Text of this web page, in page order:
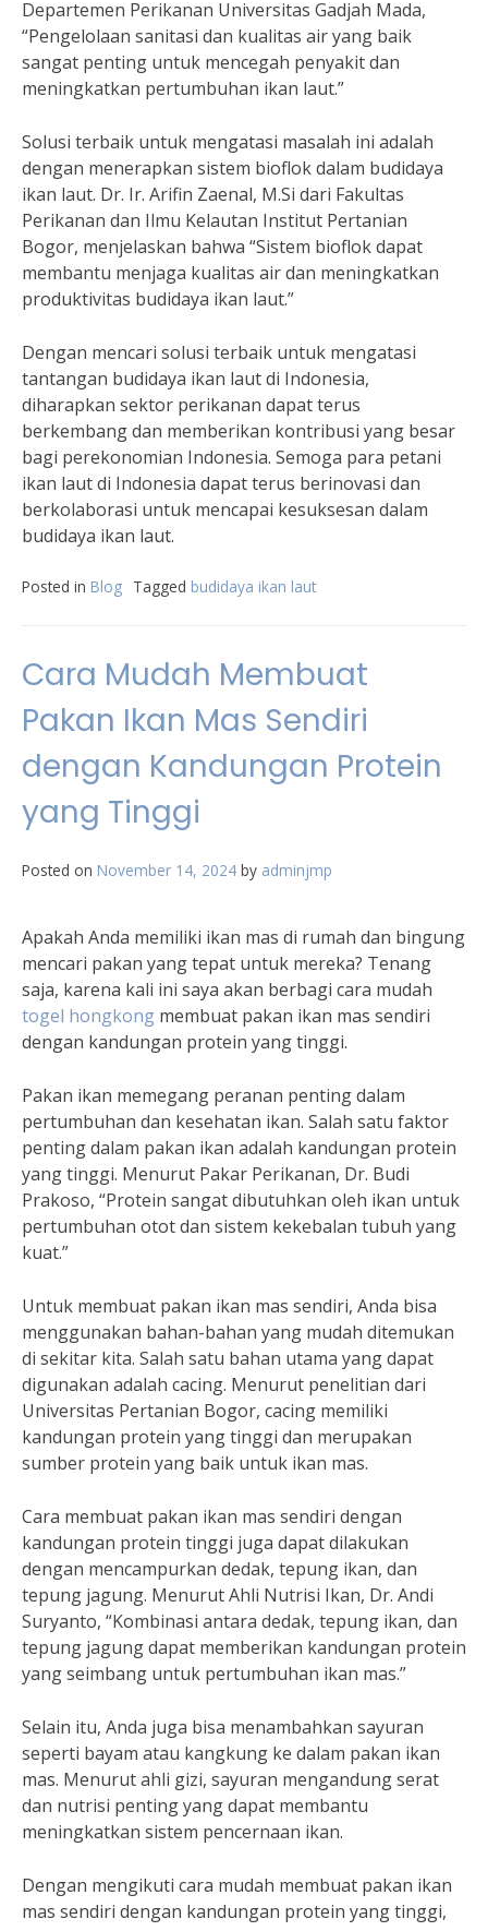
Departemen Perikanan Universitas Gadjah Mada,
“Pengelolaan sanitasi dan kualitas air yang baik
sangat penting untuk mencegah penyakit dan
meningkatkan pertumbuhan ikan laut.”
Solusi terbaik untuk mengatasi masalah ini adalah
dengan menerapkan sistem bioflok dalam budidaya
ikan laut. Dr. Ir. Arifin Zaenal, M.Si dari Fakultas
Perikanan dan Ilmu Kelautan Institut Pertanian
Bogor, menjelaskan bahwa “Sistem bioflok dapat
membantu menjaga kualitas air dan meningkatkan
produktivitas budidaya ikan laut.”
Dengan mencari solusi terbaik untuk mengatasi
tantangan budidaya ikan laut di Indonesia,
diharapkan sektor perikanan dapat terus
berkembang dan memberikan kontribusi yang besar
bagi perekonomian Indonesia. Semoga para petani
ikan laut di Indonesia dapat terus berinovasi dan
berkolaborasi untuk mencapai kesuksesan dalam
budidaya ikan laut.
Posted in Blog Tagged budidaya ikan laut
Cara Mudah Membuat
Pakan Ikan Mas Sendiri
dengan Kandungan Protein
yang Tinggi
Posted on November 14, 2024 by adminjmp
Apakah Anda memiliki ikan mas di rumah dan bingung
mencari pakan yang tepat untuk mereka? Tenang
saja, karena kali ini saya akan berbagi cara mudah
togel hongkong membuat pakan ikan mas sendiri
dengan kandungan protein yang tinggi.
Pakan ikan memegang peranan penting dalam
pertumbuhan dan kesehatan ikan. Salah satu faktor
penting dalam pakan ikan adalah kandungan protein
yang tinggi. Menurut Pakar Perikanan, Dr. Budi
Prakoso, “Protein sangat dibutuhkan oleh ikan untuk
pertumbuhan otot dan sistem kekebalan tubuh yang
kuat.”
Untuk membuat pakan ikan mas sendiri, Anda bisa
menggunakan bahan-bahan yang mudah ditemukan
di sekitar kita. Salah satu bahan utama yang dapat
digunakan adalah cacing. Menurut penelitian dari
Universitas Pertanian Bogor, cacing memiliki
kandungan protein yang tinggi dan merupakan
sumber protein yang baik untuk ikan mas.
Cara membuat pakan ikan mas sendiri dengan
kandungan protein tinggi juga dapat dilakukan
dengan mencampurkan dedak, tepung ikan, dan
tepung jagung. Menurut Ahli Nutrisi Ikan, Dr. Andi
Suryanto, “Kombinasi antara dedak, tepung ikan, dan
tepung jagung dapat memberikan kandungan protein
yang seimbang untuk pertumbuhan ikan mas.”
Selain itu, Anda juga bisa menambahkan sayuran
seperti bayam atau kangkung ke dalam pakan ikan
mas. Menurut ahli gizi, sayuran mengandung serat
dan nutrisi penting yang dapat membantu
meningkatkan sistem pencernaan ikan.
Dengan mengikuti cara mudah membuat pakan ikan
mas sendiri dengan kandungan protein yang tinggi,